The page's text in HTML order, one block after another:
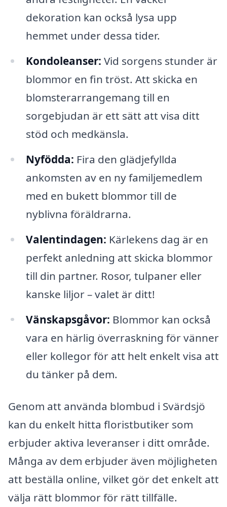
dekoration kan också lysa upp
hemmet under dessa tider.
Kondoleanser: Vid sorgens stunder är
blommor en fin tröst. Att skicka en
blomsterarrangemang till en
sorgebjudan är ett sätt att visa ditt
stöd och medkänsla.
Nyfödda: Fira den glädjefyllda
ankomsten av en ny familjemedlem
med en bukett blommor till de
nyblivna föräldrarna.
Valentindagen: Kärlekens dag är en
perfekt anledning att skicka blommor
till din partner. Rosor, tulpaner eller
kanske liljor – valet är ditt!
Vänskapsgåvor: Blommor kan också
vara en härlig överraskning för vänner
eller kollegor för att helt enkelt visa att
du tänker på dem.
Genom att använda blombud i Svärdsjö
kan du enkelt hitta floristbutiker som
erbjuder aktiva leveranser i ditt område.
Många av dem erbjuder även möjligheten
att beställa online, vilket gör det enkelt att
välja rätt blommor för rätt tillfälle.